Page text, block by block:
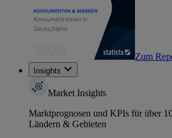
Zum
Insights
Market Insights
Marktprognosen und KPIs für über
Ländern & Gebieten